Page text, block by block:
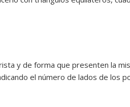
y de forma que presenten la
el número de lados de los